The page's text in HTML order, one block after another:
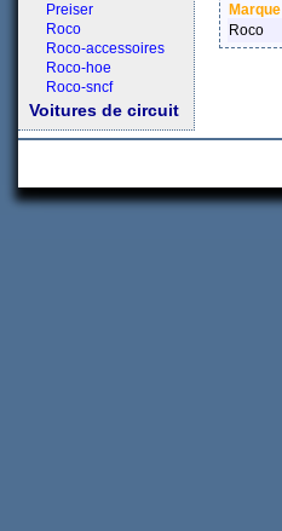
Preiser
Roco
Roco-accessoires
Roco-hoe
Roco-sncf
Voitures de circuit
Marque
Roco